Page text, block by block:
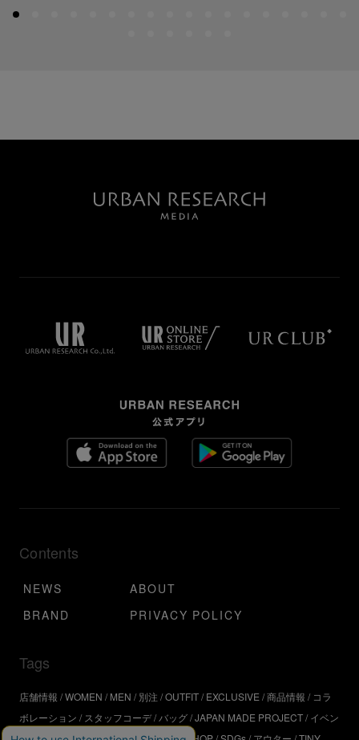
Contents
NEWS
ABOUT
BRAND
PRIVACY POLICY
Tags
店舗情報 WOMEN MEN 別注 OUTFIT EXCLUSIVE 商品情報
コラ
ボレーション
スタッフコーデ バッグ JAPAN MADE PROJECT イベン